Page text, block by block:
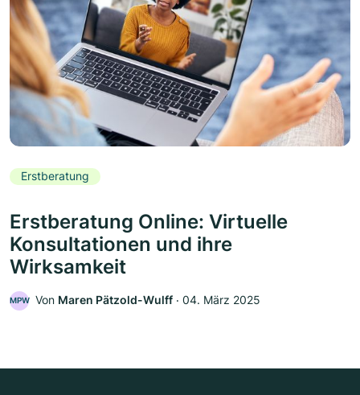
Erstberatung
Erstberatung Online: Virtuelle
Konsultationen und ihre
Wirksamkeit
MPW Von Maren Pätzold-Wulff ‧ 04. März 2025